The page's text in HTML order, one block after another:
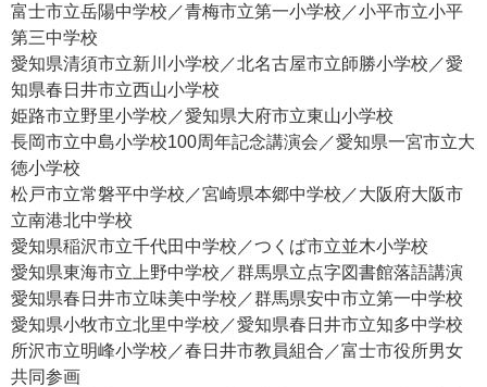
富士市立岳陽中学校／青梅市立第一小学校／小平市立小平
第三中学校
愛知県清須市立新川小学校／北名古屋市立師勝小学校／愛
知県春日井市立西山小学校
姫路市立野里小学校／愛知県大府市立東山小学校
長岡市立中島小学校100周年記念講演会／愛知県一宮市立大
徳小学校
松戸市立常磐平中学校／宮崎県本郷中学校／大阪府大阪市
立南港北中学校
愛知県稲沢市立千代田中学校／つくば市立並木小学校
愛知県東海市立上野中学校／群馬県立点字図書館落語講演
愛知県春日井市立味美中学校／群馬県安中市立第一中学校
愛知県小牧市立北里中学校／愛知県春日井市立知多中学校
所沢市立明峰小学校／春日井市教員組合／富士市役所男女
共同参画